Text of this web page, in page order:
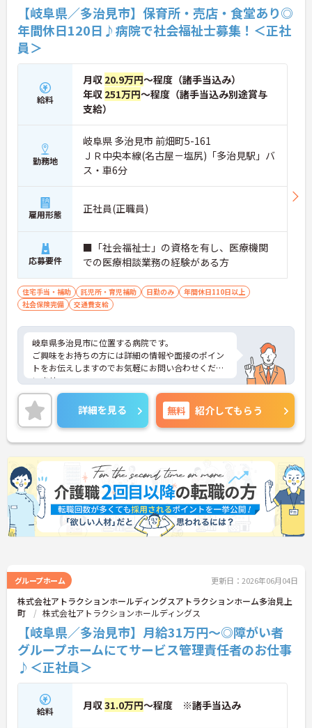
【岐阜県／多治見市】保育所・売店・食堂あり◎
年間休日120日♪病院で社会福祉士募集！＜正社
員＞
給料
月収 20.9万円～程度（諸手当込み）
年収 251万円～程度（諸手当込み別途賞与
支給）
勤務地
岐阜県 多治見市 前畑町5-161
ＪＲ中央本線(名古屋－塩尻)「多治見駅」バ
ス・車6分
雇用形態 正社員(正職員)
応募要件
■「社会福祉士」の資格を有し、医療機関
での医療相談業務の経験がある方
住宅手当・補助 託児所・育児補助 日勤のみ
年間休日110日以上
社会保険完備
交通費支給
岐阜県多治見市に位置する病院です。
ご興味をお持ちの方には詳細の情報や面接のポイン
トをお伝えしますのでお気軽にお問い合わせくださ
いませ。
詳細を見る 無料 紹介してもらう
グループホーム 更新日：2026年06月04日
株式会社アトラクションホールディングスアトラクションホーム多治見上
町
株式会社アトラクションホールディングス
【岐阜県／多治見市】月給31万円～◎障がい者
グループホームにてサービス管理責任者のお仕事
♪＜正社員＞
給料 月収31.0万円～程度 ※諸手当込み